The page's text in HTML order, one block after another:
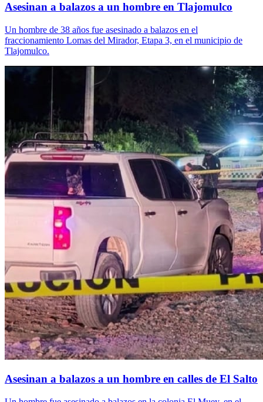
Asesinan a balazos a un hombre en Tlajomulco
Un hombre de 38 años fue asesinado a balazos en el
fraccionamiento Lomas del Mirador, Etapa 3, en el municipio de
Tlajomulco.
Asesinan a balazos a un hombre en calles de El Salto